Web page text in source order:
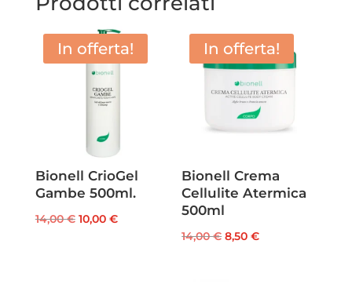
In offerta!
Bionell CrioGel
Gambe 500ml.
14,00€ Il
10,00 €Il
In offerta!
Bionell Crema
Cellulite Atermica
500ml
14,00€ Il
8,50€Il